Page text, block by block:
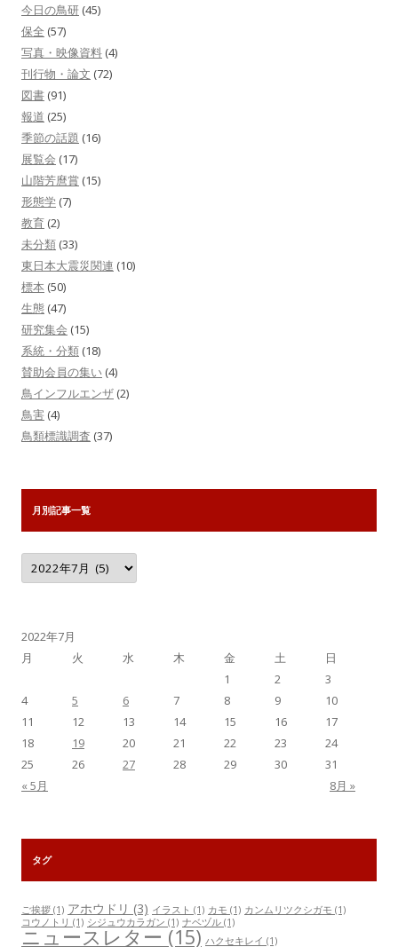
今日の鳥研 (45)
保全 (57)
写真・映像資料 (4)
刊行物・論文 (72)
図書 (91)
報道 (25)
季節の話題 (16)
展覧会 (17)
山階芳麿賞 (15)
形態学 (7)
教育 (2)
未分類 (33)
東日本大震災関連 (10)
標本 (50)
生態 (47)
研究集会 (15)
系統・分類 (18)
賛助会員の集い (4)
鳥インフルエンザ (2)
鳥害 (4)
鳥類標識調査 (37)
月別記事一覧
月
別
記
2022年7月
月
火 水 木 金 土
日
1
2
3
4
5 6 7 8 9
10
11
12 13 14 15 16
17
18
19 20 21 22 23
24
25
26 27 28 29 30
31
« 5月
8月 »
タグ
ご挨拶 (1) アホウドリ (3) イラスト (1) カモ (1) カンムリツクシガモ (1)
コウノトリ (1) シジュウカラガン (1) ナベヅル (1)
ニュースレター (15) ハクセキレイ (1)